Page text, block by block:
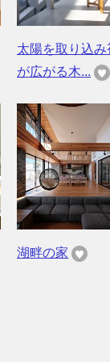
太陽を取り込み
が広がる木...
湖畔の家